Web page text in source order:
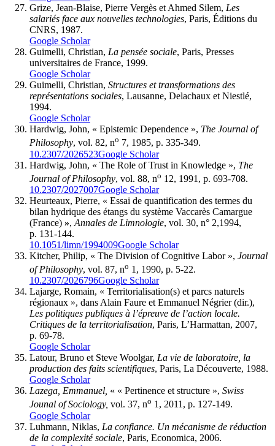
Grize, Jean-Blaise, Pierre Vergès et Ahmed Silem, Les
salariés face aux nouvelles technologies, Paris, Éditions du
CNRS, 1987.
Google Scholar
Guimelli, Christian, La pensée sociale, Paris, Presses
universitaires de France, 1999.
Google Scholar
Guimelli, Christian, Structures et transformations des
représentations sociales, Lausanne, Delachaux et Niestlé,
1994.
Google Scholar
Hardwig, John, « Epistemic Dependence », The Journal of
Philosophy, vol. 82, no 7, 1985, p. 335-349.
10.2307/2026523Google Scholar
Hardwig, John, « The Role of Trust in Knowledge », The
Journal of Philosophy, vol. 88, no 12, 1991, p. 693-708.
10.2307/2027007Google Scholar
Heurteaux, Pierre, « Essai de quantification des termes du
bilan hydrique des étangs du système Vaccarès Camargue
(France) », Annales de Limnologie, vol. 30, n° 2,1994,
p. 131-144.
10.1051/limn/1994009Google Scholar
Kitcher, Philip, « The Division of Cognitive Labor », Journal
of Philosophy, vol. 87, no 1, 1990, p. 5-22.
10.2307/2026796Google Scholar
Lajarge, Romain, « Territorialisation(s) et parcs naturels
régionaux », dans Alain Faure et Emmanuel Négrier (dir.),
Les politiques publiques à l’épreuve de l’action locale.
Critiques de la territorialisation, Paris, L’Harmattan, 2007,
p. 69-78.
Google Scholar
Latour, Bruno et Steve Woolgar, La vie de laboratoire, la
production des faits scientifiques, Paris, La Découverte, 1988.
Google Scholar
Lazega, Emmanuel, « « Pertinence et structure », Swiss
Jounal of Sociology, vol. 37, no 1, 2011, p. 127-149.
Google Scholar
Luhmann, Niklas, La confiance. Un mécanisme de réduction
de la complexité sociale, Paris, Economica, 2006.